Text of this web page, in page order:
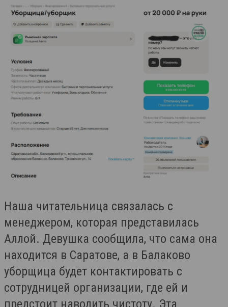
Наша читательница связалась с
менеджером, которая представилась
Аллой. Девушка сообщила, что сама она
находится в Саратове, а в Балаково
уборщица будет контактировать с
сотрудницей организации, где ей и
предстоит наводить чистоту. Эта